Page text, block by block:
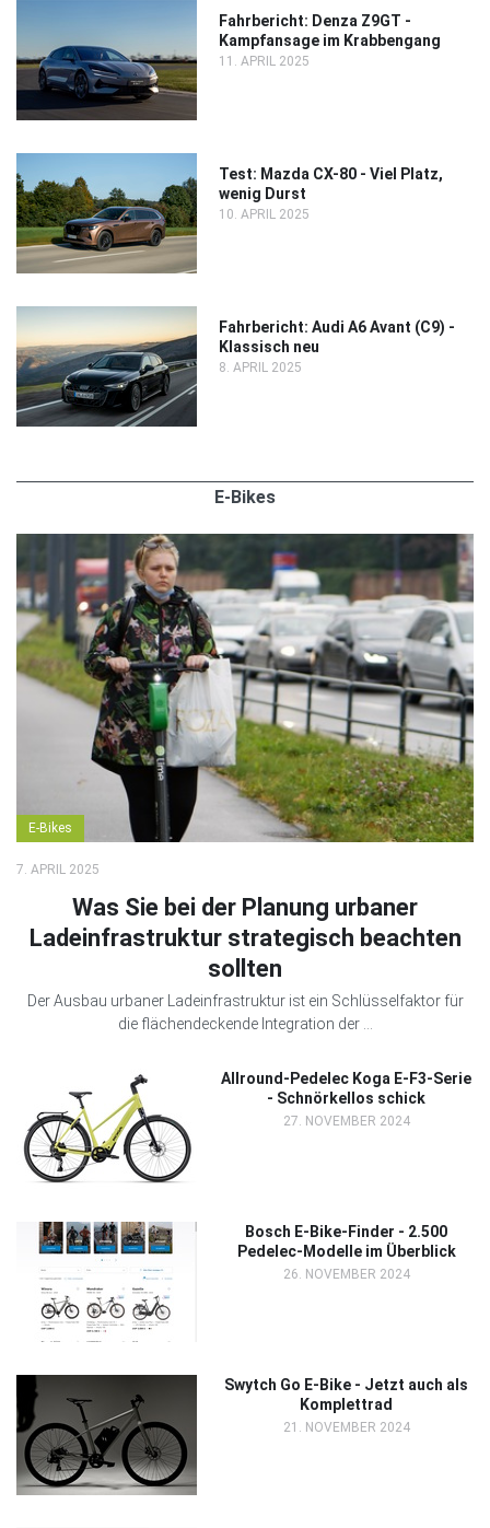
Fahrbericht: Denza Z9GT -
Kampfansage im Krabbengang
11. APRIL 2025
Test: Mazda CX-80 - Viel Platz,
wenig Durst
10. APRIL 2025
Fahrbericht: Audi A6 Avant (C9) -
Klassisch neu
8. APRIL 2025
E-Bikes
E-Bikes
7. APRIL 2025
Was Sie bei der Planung urbaner
Ladeinfrastruktur strategisch beachten
sollten
Der Ausbau urbaner Ladeinfrastruktur ist ein Schlüsselfaktor für
die flächendeckende Integration der ...
Allround-Pedelec Koga E-F3-Serie
- Schnörkellos schick
27. NOVEMBER 2024
Bosch E-Bike-Finder - 2.500
Pedelec-Modelle im Überblick
26. NOVEMBER 2024
Swytch Go E-Bike - Jetzt auch als
Komplettrad
21. NOVEMBER 2024